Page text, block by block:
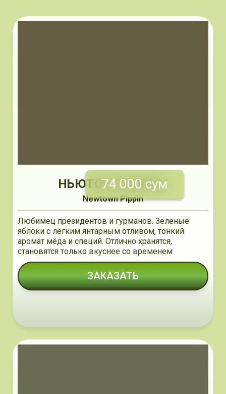
74 000 сум
НЬЮТОН ПИППИН
Newtown Pippin
Любимец президентов и гурманов. Зелёные
яблоки с лёгким янтарным отливом, тонкий
аромат мёда и специй. Отлично хранятся,
становятся только вкуснее со временем.
ЗАКАЗАТЬ